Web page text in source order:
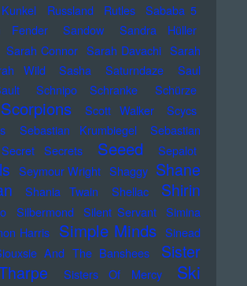
Russland Rutles
Sababa 5
Fender Sandow Sandra Hüller
Sarah Connor Sarah Davachi Sarah
Wild Sasha Saturndaze
Saul
Schnipo Schranke Schürze
Scorpions Scott Walker
Scycs
Sebastian Krumbiegel
Sebastian
Secret Secrets Seeed Sepalot
Seymour Wright Shaggy Shane
Shania Twain Shellac
Shirin
Silbermond Silent Servant Simina
Harris Simple Minds Sinead
And The Banshees
Sister
Sisters Of Mercy
Ski